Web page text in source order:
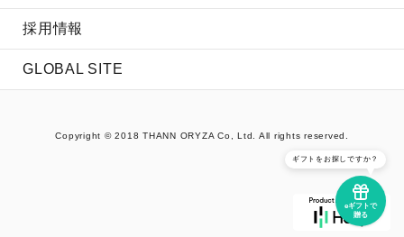
採用情報
GLOBAL SITE
Copyright © 2018 THANN ORYZA Co, Ltd. All rights reserved.
eギフトで
贈る
ギフトをお探しですか？